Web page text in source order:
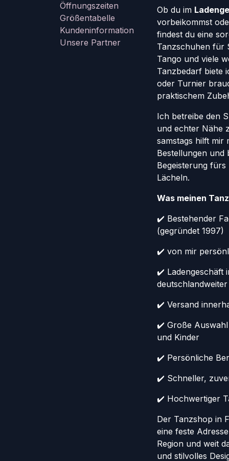
Öffnungszeiten
Größentabelle
Kundeninformation
Unsere Partner
Ob du im
vorbeikommst
findest du eine
Tanzschuhen für
Tango und viele
Tanzbedarf biete
oder Turnier
praktischem
Ich betreibe den
und echter Nähe
samstags hilft mir
Bestellungen und
Begeisterung
Lächeln.
Was meinen
✔️ Bestehender
(gegründet 1997)
✔️ von mir
✔️ Ladengeschäft
✔️ Versand
✔️ Große
und Kinder
✔️ Persönliche
✔️ Schneller,
✔️ Hochwertiger
Der Tanzshop in
eine feste
Region und weit
und stilvolles